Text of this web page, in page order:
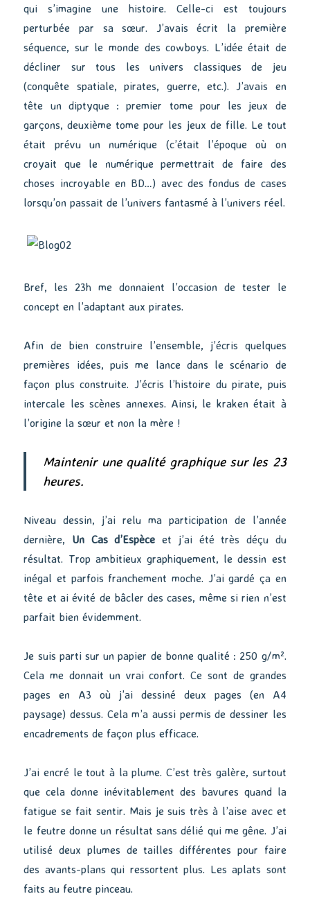
qui s’imagine une histoire. Celle-ci est toujours
perturbée par sa sœur. J’avais écrit la première
séquence, sur le monde des cowboys. L’idée était de
décliner sur tous les univers classiques de jeu
(conquête spatiale, pirates, guerre, etc.). J’avais en
tête un diptyque : premier tome pour les jeux de
garçons, deuxième tome pour les jeux de fille. Le tout
était prévu un numérique (c’était l’époque où on
croyait que le numérique permettrait de faire des
choses incroyable en BD…) avec des fondus de cases
lorsqu’on passait de l’univers fantasmé à l’univers réel.
Bref, les 23h me donnaient l’occasion de tester le
concept en l’adaptant aux pirates.
Afin de bien construire l’ensemble, j’écris quelques
premières idées, puis me lance dans le scénario de
façon plus construite. J’écris l’histoire du pirate, puis
intercale les scènes annexes. Ainsi, le kraken était à
l’origine la sœur et non la mère !
Maintenir une qualité graphique sur les 23
heures.
Niveau dessin, j’ai relu ma participation de l’année
dernière, Un Cas d’Espèce et j’ai été très déçu du
résultat. Trop ambitieux graphiquement, le dessin est
inégal et parfois franchement moche. J’ai gardé ça en
tête et ai évité de bâcler des cases, même si rien n’est
parfait bien évidemment.
Je suis parti sur un papier de bonne qualité : 250 g/m².
Cela me donnait un vrai confort. Ce sont de grandes
pages en A3 où j’ai dessiné deux pages (en A4
paysage) dessus. Cela m’a aussi permis de dessiner les
encadrements de façon plus efficace.
J’ai encré le tout à la plume. C’est très galère, surtout
que cela donne inévitablement des bavures quand la
fatigue se fait sentir. Mais je suis très à l’aise avec et
le feutre donne un résultat sans délié qui me gêne. J’ai
utilisé deux plumes de tailles différentes pour faire
des avants-plans qui ressortent plus. Les aplats sont
faits au feutre pinceau.